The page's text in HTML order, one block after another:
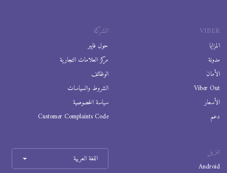
VIBER
المزايا
مدونة
الأمان
Viber Out
الأسعار
دعم
الشركة
حول فايبر
مركز العلامات التجارية
الوظائف
الشروط والسياسات
سياسة الخصوصية
Customer Complaints Code
تنزيل
Android
اللغة العربية